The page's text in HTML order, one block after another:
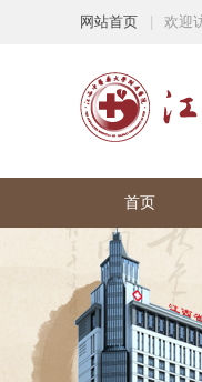
网站首页 欢迎
首页